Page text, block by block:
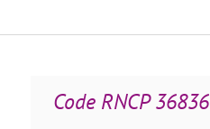
Code RNCP 36836